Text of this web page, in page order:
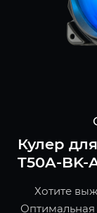
Кулер
T50A-BK-
Хотите